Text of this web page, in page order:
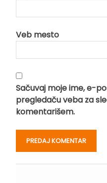
Veb mesto
Sačuvaj moje ime, e-
pregledaču veba za
komentarišem.